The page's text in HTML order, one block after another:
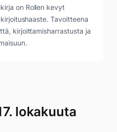
on Rollen kevyt
Tavoitteena
kirjoittamisharrastusta ja
lokakuuta